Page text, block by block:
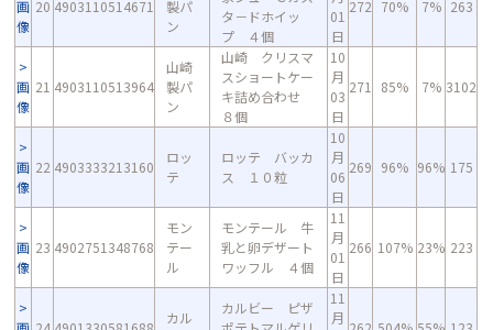
画
像
20 4903110514671
製パ
ン
タ－ドホイッ
プ ４個
01
日
272 70% 7% 263
画
像
21 4903110513964
山崎
製パ
ン
山崎 クリスマ
スショートケー
キ詰め合わせ
８個
10
月
03
日
271 85% 7% 3102
画
像
22 4903333213160
ロッ
テ
ロッテ バッカ
ス １０粒
10
月
06
日
269 96% 96% 175
画
像
23 4902751348768
モン
テー
ル
モンテール 牛
乳と卵デザート
ワッフル ４個
11
月
01
日
266 107% 23% 223
カル
カルビー ピザ
11
月